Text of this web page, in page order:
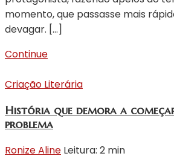
momento, que passasse mais
devagar. […]
Continue
Criação Literária
História que demora a
problema
Ronize Aline Leitura: 2 min